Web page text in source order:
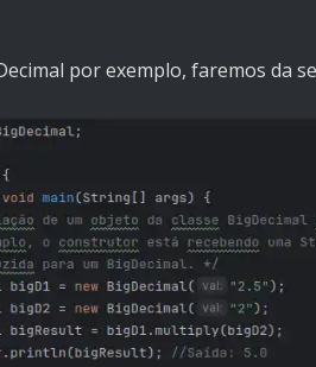
por exemplo, faremos da